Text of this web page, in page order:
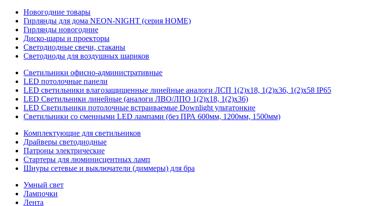
Новогодние товары
Гирлянды для дома NEON-NIGHT (серия HOME)
Гирлянды новогодние
Диско-шары и проекторы
Светодиодные свечи, стаканы
Светодиоды для воздушных шариков
Светильники офисно-административные
LED потолочные панели
LED светильники влагозащищенные линейные аналоги ЛСП 1(2)х18, 1(2)х36, 1(2)х58 IP65
LED Светильники линейные (аналоги ЛВО/ЛПО 1(2)х18, 1(2)х36)
LED Светильники потолочные встраиваемые Downlight ультатонкие
Светильники со сменными LED лампами (без ПРА 600мм, 1200мм, 1500мм)
Комплектующие для светильников
Драйверы светодиодные
Патроны электрические
Стартеры для люминисцентных ламп
Шнуры сетевые и выключатели (диммеры) для бра
Умный свет
Лампочки
Лента